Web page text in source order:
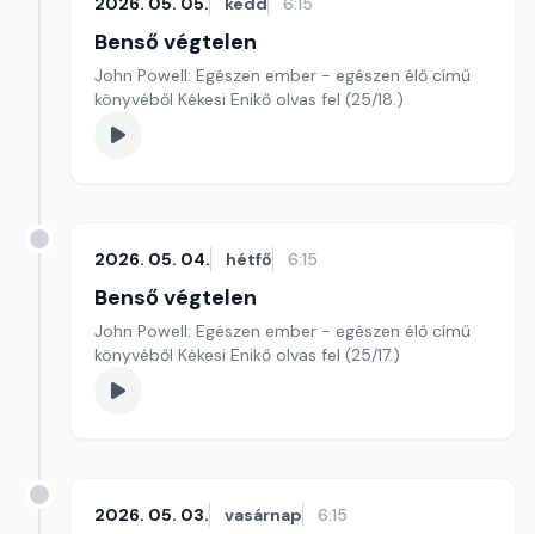
Benső végtelen
John Powell: Egészen ember - egészen élő című
könyvéből Kékesi Enikő olvas fel (25/18.)
2026. 05. 04. hétfő 6:15
Benső végtelen
John Powell: Egészen ember - egészen élő című
könyvéből Kékesi Enikő olvas fel (25/17.)
2026. 05. 03. vasárnap 6:15